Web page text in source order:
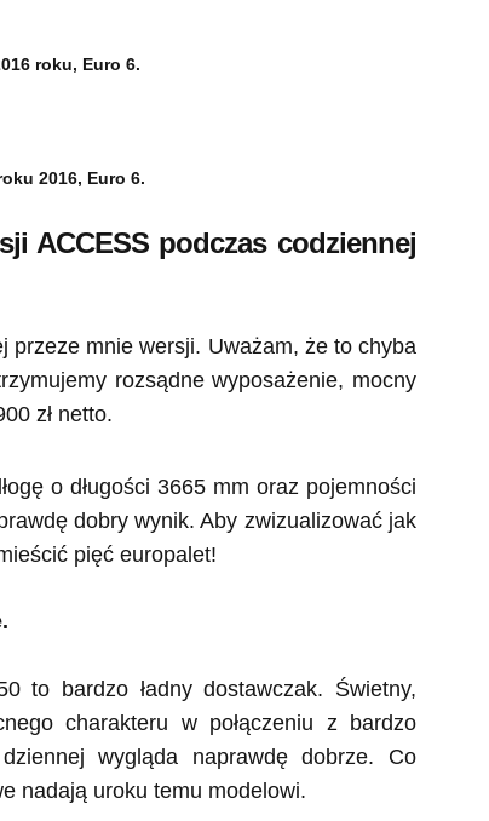
roku, Euro 6.
2016, Euro 6.
ACCESS podczas codziennej
przeze mnie wersji. Uważam, że to chyba
rozsądne wyposażenie, mocny
zł netto.
o długości 3665 mm oraz pojemności
dobry wynik. Aby zwizualizować jak
pięć europalet!
to bardzo ładny dostawczak. Świetny,
charakteru w połączeniu z bardzo
wygląda naprawdę dobrze. Co
nadają uroku temu modelowi.